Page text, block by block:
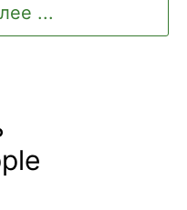
...